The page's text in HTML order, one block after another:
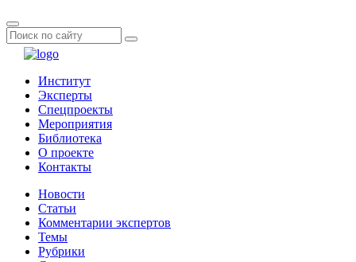
Институт
Эксперты
Спецпроекты
Мероприятия
Библиотека
О проекте
Контакты
Новости
Статьи
Комментарии экспертов
Темы
Рубрики